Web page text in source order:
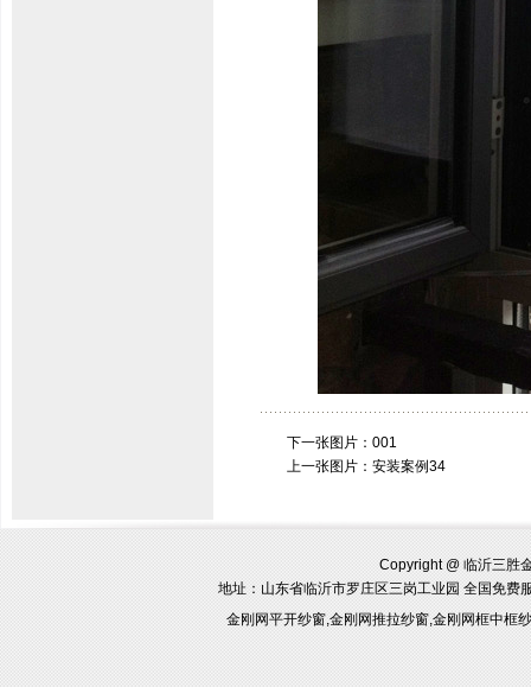
下一张图片： 001
上一张图片： 安装案例34
Copyright @ 临沂三胜
地址：山东省临沂市罗庄区三岗工业园 全国免费
金刚网平开纱窗,金刚网推拉纱窗,金刚网框中框